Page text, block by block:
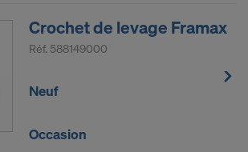
Crochet de levage Framax
Réf. 588149000
Neuf
Occasion